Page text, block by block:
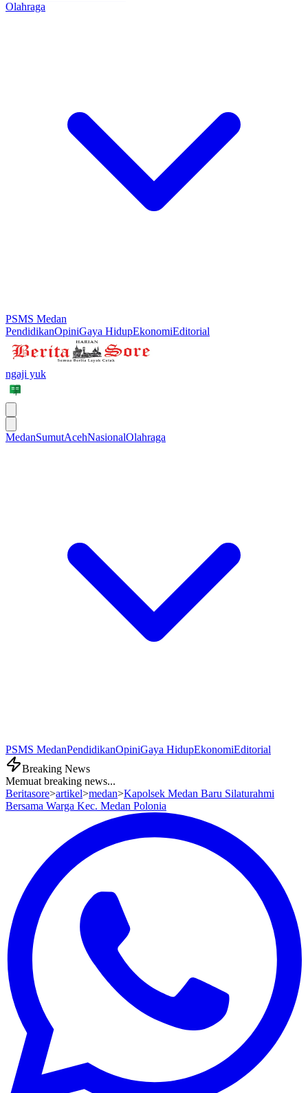
Olahraga
PSMS Medan
PendidikanOpiniGaya HidupEkonomiEditorial
ngaji yuk
MedanSumutAcehNasionalOlahraga
PSMS MedanPendidikanOpiniGaya HidupEkonomiEditorial
Breaking News
Memuat breaking news...
Beritasore>artikel>medan>Kapolsek Medan Baru Silaturahmi
Bersama Warga Kec. Medan Polonia